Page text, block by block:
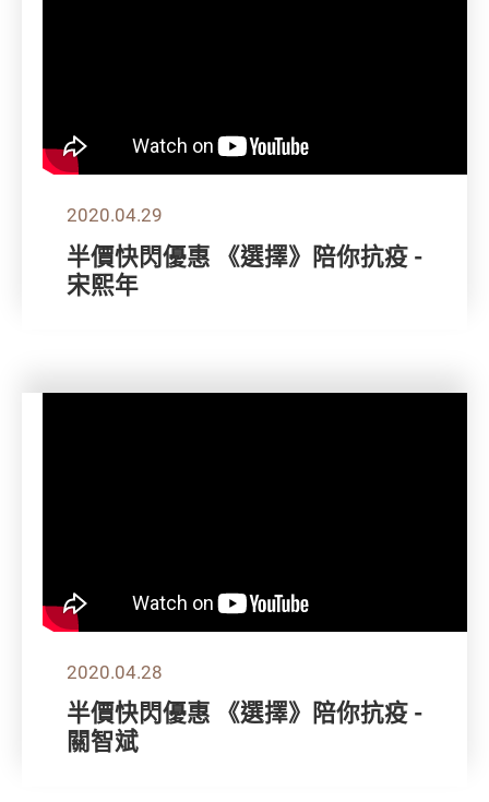
2020.04.29
半價快閃優惠 《選擇》陪你抗疫 -
宋熙年
2020.04.28
半價快閃優惠 《選擇》陪你抗疫 -
關智斌